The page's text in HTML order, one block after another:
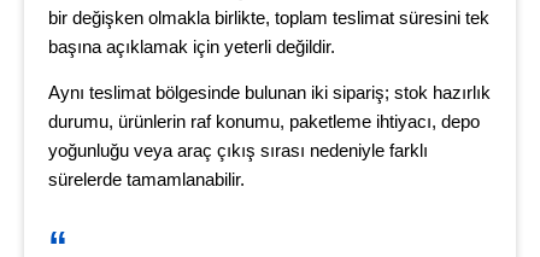
bir değişken olmakla birlikte, toplam teslimat süresini tek
başına açıklamak için yeterli değildir.
Aynı teslimat bölgesinde bulunan iki sipariş; stok hazırlık
durumu, ürünlerin raf konumu, paketleme ihtiyacı, depo
yoğunluğu veya araç çıkış sırası nedeniyle farklı
sürelerde tamamlanabilir.